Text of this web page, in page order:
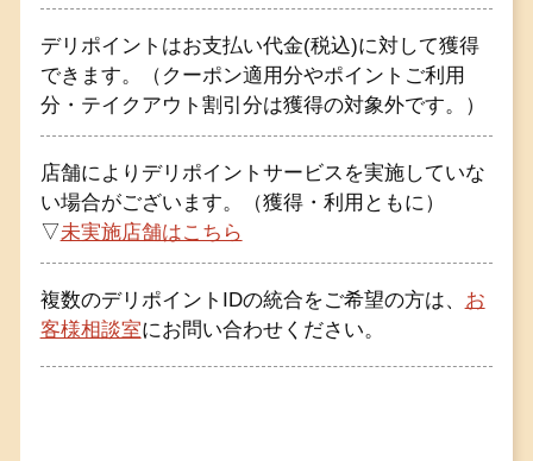
デリポイントはお支払い代金(税込)に対して獲得
できます。（クーポン適用分やポイントご利用
分・テイクアウト割引分は獲得の対象外です。）
店舗によりデリポイントサービスを実施していな
い場合がございます。（獲得・利用ともに）
▽未実施店舗はこちら
複数のデリポイントIDの統合をご希望の方は、 お
客様相談室にお問い合わせください。